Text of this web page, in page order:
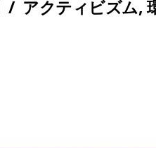
/ アクティビズム,